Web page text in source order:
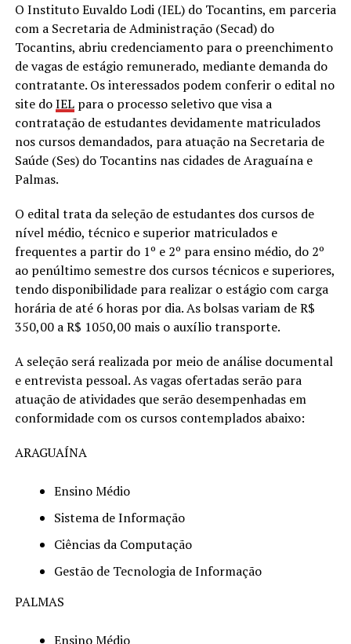
O Instituto Euvaldo Lodi (IEL) do Tocantins, em parceria
com a Secretaria de Administração (Secad) do
Tocantins, abriu credenciamento para o preenchimento
de vagas de estágio remunerado, mediante demanda do
contratante. Os interessados podem conferir o edital no
site doIELpara o processo seletivo que visa a
contratação de estudantes devidamente matriculados
nos cursos demandados, para atuação na Secretaria de
Saúde (Ses) do Tocantins nas cidades de Araguaína e
Palmas.
O edital trata da seleção de estudantes dos cursos de
nível médio, técnico e superior matriculados e
frequentes a partir do 1º e 2º para ensino médio, do 2º
ao penúltimo semestre dos cursos técnicos e superiores,
tendo disponibilidade para realizar o estágio com carga
horária de até 6 horas por dia. As bolsas variam de R$
350,00 a R$ 1050,00 mais o auxílio transporte.
A seleção será realizada por meio de análise documental
e entrevista pessoal. As vagas ofertadas serão para
atuação de atividades que serão desempenhadas em
conformidade com os cursos contemplados abaixo:
ARAGUAÍNA
Ensino Médio
Sistema de Informação
Ciências da Computação
Gestão de Tecnologia de Informação
PALMAS
Ensino Médio